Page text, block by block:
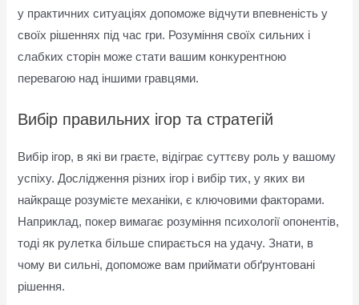
у практичних ситуаціях допоможе відчути впевненість у
своїх рішеннях під час гри. Розуміння своїх сильних і
слабких сторін може стати вашим конкурентною
перевагою над іншими гравцями.
Вибір правильних ігор та стратегій
Вибір ігор, в які ви граєте, відіграє суттєву роль у вашому
успіху. Дослідження різних ігор і вибір тих, у яких ви
найкраще розумієте механіки, є ключовими факторами.
Наприклад, покер вимагає розуміння психології опонентів,
тоді як рулетка більше спирається на удачу. Знати, в
чому ви сильні, допоможе вам приймати обґрунтовані
рішення.